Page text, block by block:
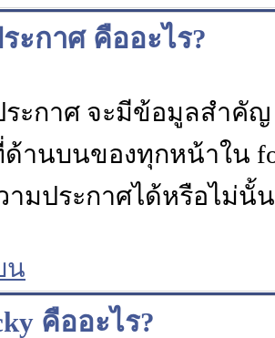
ะกาศ คืออะไร?
ะกาศ จะมีข้อมูลสำคั
านบนของทุกหน้าใน
มประกาศได้หรือไม่นั้
น
คืออะไร?